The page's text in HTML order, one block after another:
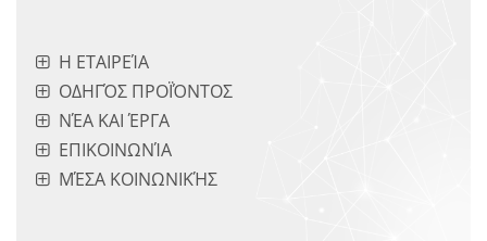
Η ΕΤΑΙΡΕΊΑ
ΟΔΗΓΌΣ ΠΡΟΪΌΝΤΟΣ
ΝΈΑ ΚΑΙ ΈΡΓΑ
ΕΠΙΚΟΙΝΩΝΊΑ
ΜΈΣΑ ΚΟΙΝΩΝΙΚΉΣ